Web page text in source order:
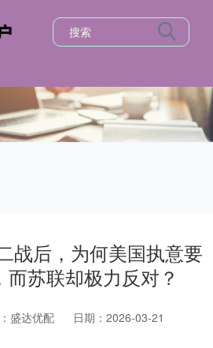
战后，为何美国执意要
苏联却极力反对？
盛达优配
日期：2026-03-21